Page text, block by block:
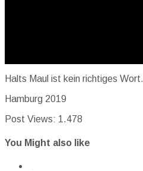
Halts Maul ist kein richtiges Wort.
Hamburg 2019
Post Views: 1.478
You Might also like